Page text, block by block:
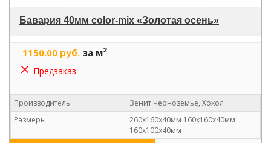
Бавария 40мм color-mix «Золотая осень»
1150.00 руб. за м2
Предзаказ
Производитель
Зенит Черноземье, Хохол
Размеры
260х160х40мм 160х160х40мм
160х100х40мм